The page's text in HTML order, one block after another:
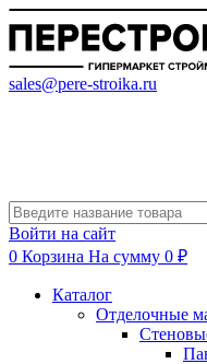
sales@pere-stroika.ru
Войти на сайт
0 Корзина На сумму 0 ₽
Каталог
Отделочные